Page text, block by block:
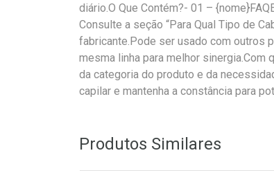
diário.O Que Contém?- 01 –
Consulte a seção “Para Qual Tipo de
fabricante.Pode ser usado com outros
mesma linha para melhor
da categoria do produto e da
capilar e mantenha a constância para
Produtos Similares